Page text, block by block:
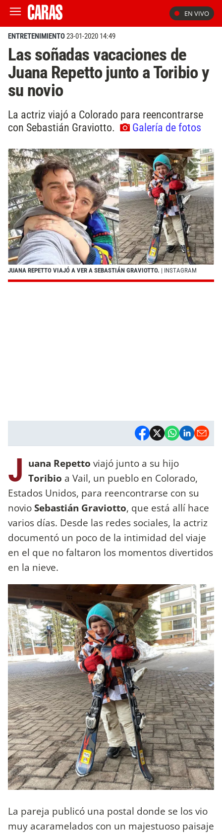
EN VIVO
ENTRETENIMIENTO23-01-2020 14:49
Las soñadas vacaciones de
Juana Repetto junto a Toribio y
su novio
La actriz viajó a Colorado para reencontrarse
con Sebastián Graviotto.
Galería de fotos
JUANA REPETTO VIAJÓ A VER A SEBASTIÁN GRAVIOTTO. | INSTAGRAM
J uana Repetto viajó junto a su hijo
Toribio a Vail, un pueblo en Colorado,
Estados Unidos, para reencontrarse con su
novioSebastián Graviotto, que está allí hace
varios días. Desde las redes sociales, la actriz
documentó un poco de la intimidad del viaje
en el que no faltaron los momentos divertidos
en la nieve.
La pareja publicó una postal donde se los vio
muy acaramelados con un majestuoso paisaje